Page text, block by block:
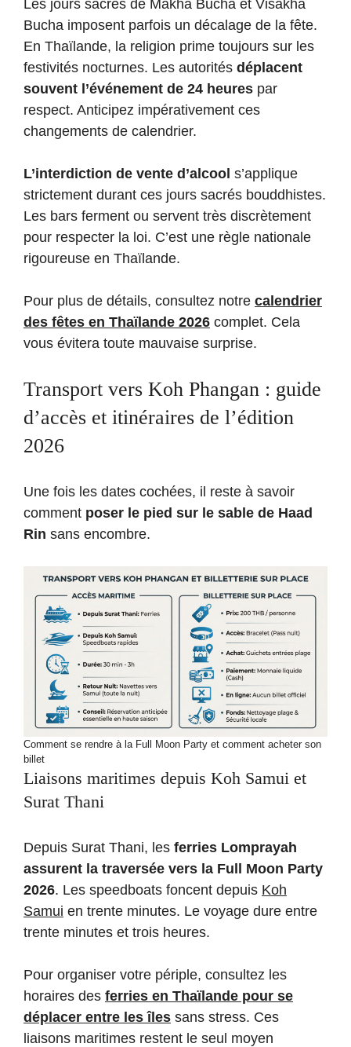
Les jours sacrés de Makha Bucha et Visakha
Bucha imposent parfois un décalage de la fête.
En Thaïlande, la religion prime toujours sur les
festivités nocturnes. Les autorités déplacent
souvent l’événement de 24 heures par
respect. Anticipez impérativement ces
changements de calendrier.
L’interdiction de vente d’alcool s’applique
strictement durant ces jours sacrés bouddhistes.
Les bars ferment ou servent très discrètement
pour respecter la loi. C’est une règle nationale
rigoureuse en Thaïlande.
Pour plus de détails, consultez notre calendrier
des fêtes en Thaïlande 2026 complet. Cela
vous évitera toute mauvaise surprise.
Transport vers Koh Phangan : guide
d’accès et itinéraires de l’édition
2026
Une fois les dates cochées, il reste à savoir
comment poser le pied sur le sable de Haad
Rin sans encombre.
Comment se rendre à la Full Moon Party et comment acheter son
billet
Liaisons maritimes depuis Koh Samui et
Surat Thani
Depuis Surat Thani, les ferries Lomprayah
assurent la traversée vers la Full Moon Party
2026. Les speedboats foncent depuis Koh
Samui en trente minutes. Le voyage dure entre
trente minutes et trois heures.
Pour organiser votre périple, consultez les
horaires des ferries en Thaïlande pour se
déplacer entre les îles sans stress. Ces
liaisons maritimes restent le seul moyen